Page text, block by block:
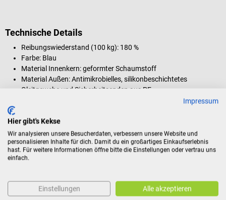
Technische Details
Reibungswiederstand (100 kg): 180 %
Farbe: Blau
Material Innenkern: geformter Schaumstoff
Material Außen: Antimikrobielles, silikonbeschichtetes
Gleitgewebe und Sicherheitsenden aus PE
Gewicht: 1,4 kg
Tragfähigkeit SWL (safe weight load): 150 kg
Blue Short Wide:
Maße: L 80 x B 50 cm
Blue Long Wide (faltbar):
Maße: L 180 x B 50 cm
Impressum
Hier gibt's Kekse
Wir analysieren unsere Besucherdaten, verbessern unsere Website und
personalisieren Inhalte für dich. Damit du ein großartiges Einkaufserlebnis
hast. Für weitere Informationen öffne bitte die Einstellungen oder vertrau uns
einfach.
Einstellungen Alle akzeptieren